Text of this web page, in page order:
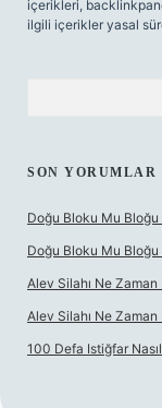
içerikleri,
ilgili içerikler yasal
SON YORUMLAR
Doğu Bloku Mu Bloğu
Doğu Bloku Mu Bloğu
Alev Silahı Ne Zaman
Alev Silahı Ne Zaman
100 Defa Istiğfar